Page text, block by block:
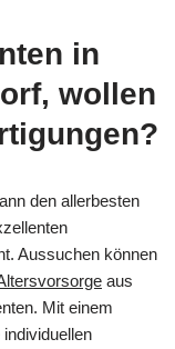
in
wollen
den allerbesten
Aussuchen können
aus
Mit einem